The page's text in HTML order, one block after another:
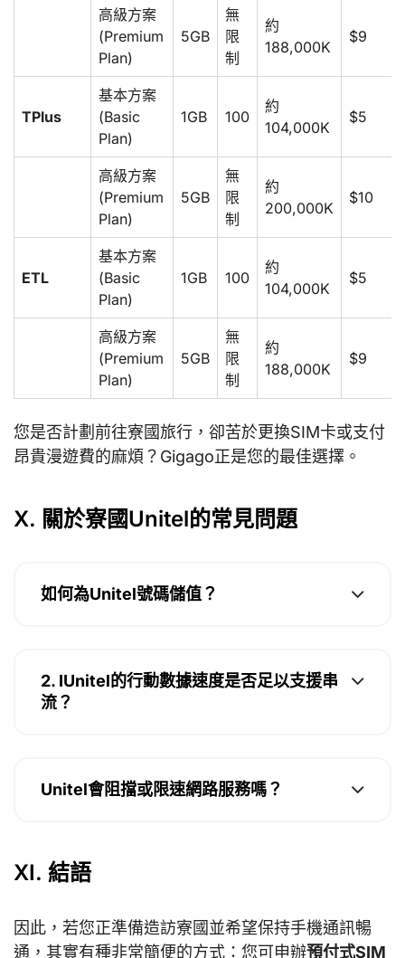
高級方案
(Premium
Plan)
5GB
無
限
制
約
188,000K
$9
TPlus
基本方案
(Basic
Plan)
1GB 100
約
104,000K
$5
高級方案
(Premium
Plan)
5GB
無
限
制
約
200,000K
$10
ETL
基本方案
(Basic
Plan)
1GB 100
約
104,000K
$5
高級方案
(Premium
Plan)
5GB
無
限
制
約
188,000K
$9
您是否計劃前往寮國旅行，卻苦於更換SIM卡或支付
昂貴漫遊費的麻煩？Gigago正是您的最佳選擇。
X. 關於寮國Unitel的常見問題
如何為Unitel號碼儲值？
2. IUnitel的行動數據速度是否足以支援串
流？
Unitel會阻擋或限速網路服務嗎？
XI. 結語
因此，若您正準備造訪寮國並希望保持手機通訊暢
通，其實有種非常簡便的方式：您可申辦預付式SIM